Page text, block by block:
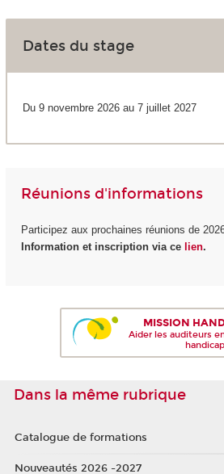
Dates du stage
Du 9 novembre 2026 au 7 juillet 2027
Réunions d'informations
Participez aux prochaines réunions de
Information et inscription via ce lien.
MISSION
Aider les auditeurs
handicap
Dans la même rubrique
Catalogue de formations
Nouveautés 2026 -2027